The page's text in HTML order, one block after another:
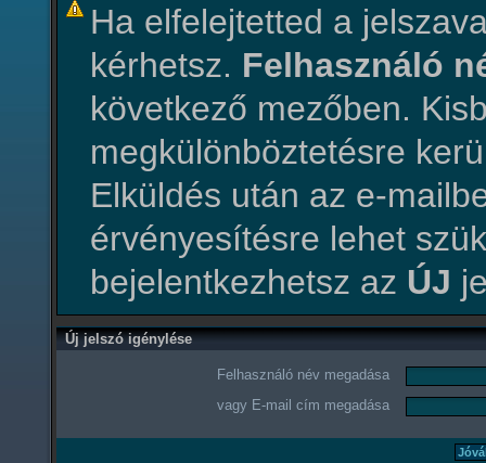
Ha elfelejtetted a
kérhetsz. Felhasználó
következő mezőben.
megkülönböztetésre
Elküldés után az e-
érvényesítésre lehet
bejelentkezhetsz az ÚJ
Új jelszó igénylése
Felhasználó név megadása
vagy E-mail cím megadása